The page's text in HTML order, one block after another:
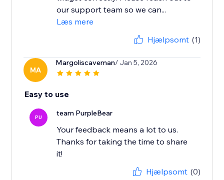
our support team so we can...
Læs mere
Hjælpsomt (1)
MA
Margoliscaveman/ Jan 5, 2026
Easy to use
PU team PurpleBear
Your feedback means a lot to us.
Thanks for taking the time to share
it!
Hjælpsomt (0)